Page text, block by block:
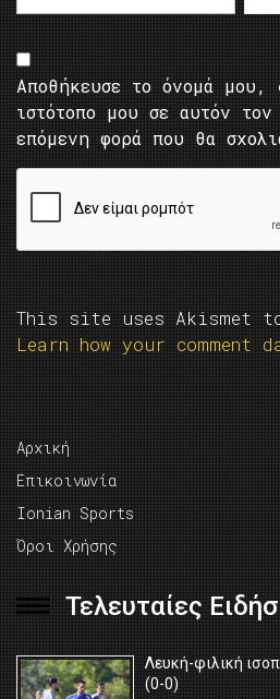
Αποθήκευσε το όνομά
ιστότοπο μου σε αυτόν
επόμενη φορά που θα
This site uses Akismet to
Learn how your comment
Αρχική
Επικοινωνία
Ionian Sports
Όροι Χρήσης
Τελευταίες
Λευκή-φιλική
(0-0)